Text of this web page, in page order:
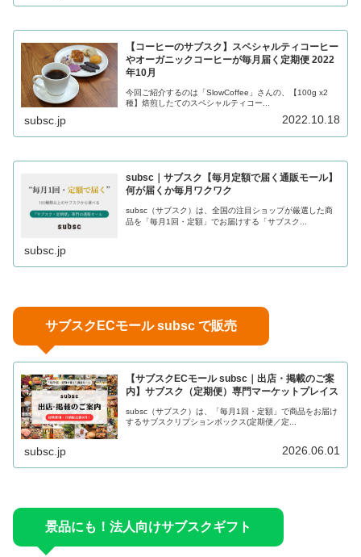
【コーヒーのサブスク】スペシャルティコーヒー
やオーガニックコーヒーが毎月届く定期便 2022
年10月
今回ご紹介するのは「SlowCoffee」さんの、【100g x2
種】焙煎したてのスペシャルティコー...
subsc.jp 2022.10.18
subsc｜サブスク【毎月定額で届く通販モール】
何が届くか毎月ワクワク
subsc（サブスク）は、全国の注目ショップが厳選した商
品を「毎月1回・定額」でお届けする「サブスク...
subsc.jp
サブスクECモール subsc で販売
【サブスクECモール subsc｜出店・掲載のご案
内】サブスク（定期便）専門マーケットプレイス
subsc（サブスク）は、「毎月1回・定額」で商品をお届け
するサブスクリプションボックス(定期便／定...
subsc.jp 2026.06.01
景品にも！法人向けサブスクギフト